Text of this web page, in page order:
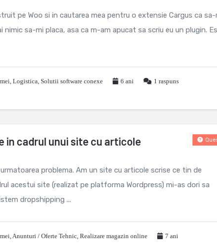
pe Woo si in cautarea mea pentru o extensie Cargus ca sa-
nimic sa-mi placa, asa ca m-am apucat sa scriu eu un plugin.
, Logistica, Solutii software conexe 6 ani 1 raspuns
in cadrul unui site cu articole
problema. Am un site cu articole scrise ce tin de
acestui site (realizat pe platforma Wordpress) mi-as dori sa
dropshipping ...
,Anunturi / Oferte Tehnic, Realizare magazin online
7 ani